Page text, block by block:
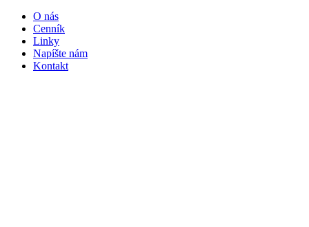
O nás
Cenník
Linky
Napíšte nám
Kontakt